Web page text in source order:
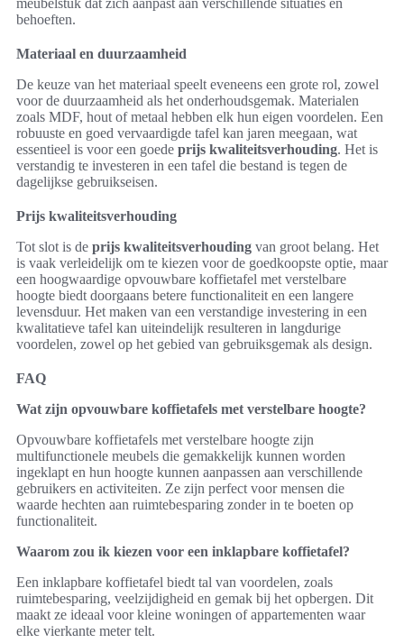
meubelstuk dat zich aanpast aan verschillende situaties en
behoeften.
Materiaal en duurzaamheid
De keuze van het materiaal speelt eveneens een grote rol, zowel
voor de duurzaamheid als het onderhoudsgemak. Materialen
zoals MDF, hout of metaal hebben elk hun eigen voordelen. Een
robuuste en goed vervaardigde tafel kan jaren meegaan, wat
essentieel is voor een goede prijs kwaliteitsverhouding. Het is
verstandig te investeren in een tafel die bestand is tegen de
dagelijkse gebruikseisen.
Prijs kwaliteitsverhouding
Tot slot is de prijs kwaliteitsverhouding van groot belang. Het
is vaak verleidelijk om te kiezen voor de goedkoopste optie, maar
een hoogwaardige opvouwbare koffietafel met verstelbare
hoogte biedt doorgaans betere functionaliteit en een langere
levensduur. Het maken van een verstandige investering in een
kwalitatieve tafel kan uiteindelijk resulteren in langdurige
voordelen, zowel op het gebied van gebruiksgemak als design.
FAQ
Wat zijn opvouwbare koffietafels met verstelbare hoogte?
Opvouwbare koffietafels met verstelbare hoogte zijn
multifunctionele meubels die gemakkelijk kunnen worden
ingeklapt en hun hoogte kunnen aanpassen aan verschillende
gebruikers en activiteiten. Ze zijn perfect voor mensen die
waarde hechten aan ruimtebesparing zonder in te boeten op
functionaliteit.
Waarom zou ik kiezen voor een inklapbare koffietafel?
Een inklapbare koffietafel biedt tal van voordelen, zoals
ruimtebesparing, veelzijdigheid en gemak bij het opbergen. Dit
maakt ze ideaal voor kleine woningen of appartementen waar
elke vierkante meter telt.